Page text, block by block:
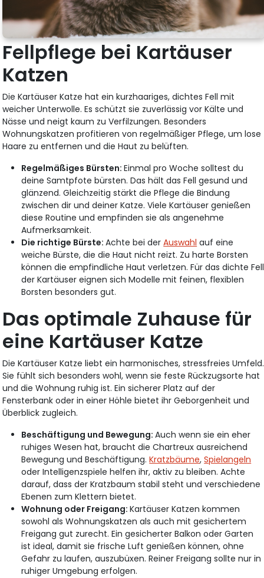
Fellpflege bei Kartäuser
Katzen
Die Kartäuser Katze hat ein kurzhaariges, dichtes Fell mit
weicher Unterwolle. Es schützt sie zuverlässig vor Kälte und
Nässe und neigt kaum zu Verfilzungen. Besonders
Wohnungskatzen profitieren von regelmäßiger Pflege, um lose
Haare zu entfernen und die Haut zu belüften.
Regelmäßiges Bürsten:Einmal pro Woche solltest du
deine Samtpfote bürsten. Das hält das Fell gesund und
glänzend. Gleichzeitig stärkt die Pflege die Bindung
zwischen dir und deiner Katze. Viele Kartäuser genießen
diese Routine und empfinden sie als angenehme
Aufmerksamkeit.
Die richtige Bürste:Achte bei derAuswahl auf eine
weiche Bürste, die die Haut nicht reizt. Zu harte Borsten
können die empfindliche Haut verletzen. Für das dichte Fell
der Kartäuser eignen sich Modelle mit feinen, flexiblen
Borsten besonders gut.
Das optimale Zuhause für
eine Kartäuser Katze
Die Kartäuser Katze liebt ein harmonisches, stressfreies Umfeld.
Sie fühlt sich besonders wohl, wenn sie feste Rückzugsorte hat
und die Wohnung ruhig ist. Ein sicherer Platz auf der
Fensterbank oder in einer Höhle bietet ihr Geborgenheit und
Überblick zugleich.
Beschäftigung und Bewegung:Auch wenn sie ein eher
ruhiges Wesen hat, braucht die Chartreux ausreichend
Bewegung und Beschäftigung.Kratzbäume,Spielangeln
oder Intelligenzspiele helfen ihr, aktiv zu bleiben. Achte
darauf, dass der Kratzbaum stabil steht und verschiedene
Ebenen zum Klettern bietet.
Wohnung oder Freigang:Kartäuser Katzen kommen
sowohl als Wohnungskatzen als auch mit gesichertem
Freigang gut zurecht. Ein gesicherter Balkon oder Garten
ist ideal, damit sie frische Luft genießen können, ohne
Gefahr zu laufen, auszubüxen. Reiner Freigang sollte nur in
ruhiger Umgebung erfolgen.